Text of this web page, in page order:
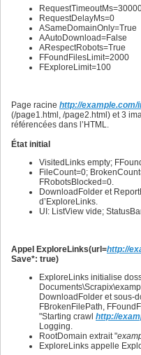
711
712
713
714
715
716
717
721
722
723
725
727
728
730
732
736
737
739
745
746
RequestDelayMs=0
ASameDomainOnly=True
AAutoDownload=False
ARespectRobots=True
FFoundFilesLimit=2000
FExploreLimit=100
Page racine http://example.com/
(/page1.html, /page2.html) et 3
référencées dans l’HTML.
État initial
VisitedLinks empty;
FileCount=0;
FRobotsBlocked=0.
DownloadFolder et
d’ExploreLinks.
UI: ListView vide;
Appel ExploreLinks(url=http://
Save*: true)
ExploreLinks initialise
DownloadFolder et sous-
FBrokenFilePath,
"Starting crawl http://
Logging.
RootDomain extrait "
ExploreLinks appelle